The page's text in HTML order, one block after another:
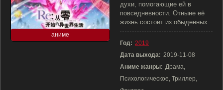
аниме
духи, помогающие ей в
повседневности. Отныне её
жизнь состоит из обыденных
Год: 2019
Дата выхода: 2019-11-08
Аниме жанры: Драма,
Психологическое, Триллер,